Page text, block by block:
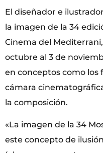
El diseñador e
la imagen de la 34
Cinema del
octubre al 3 de
en conceptos como los
cámara
la composición.
«La imagen de la 34
este concepto de